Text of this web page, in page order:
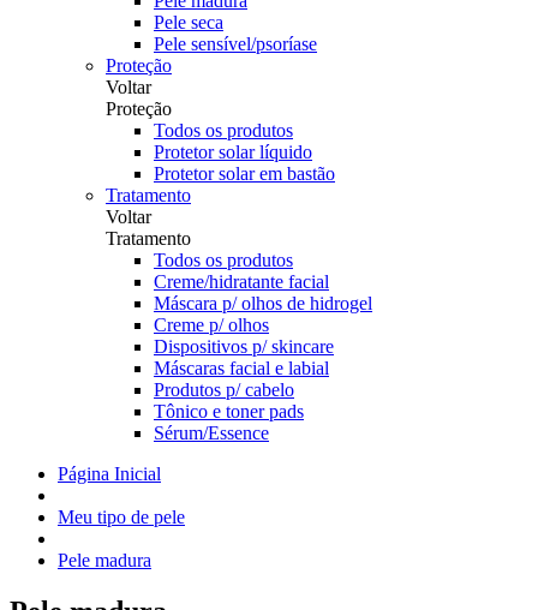
Pele seca
Pele sensível/psoríase
Proteção
Voltar
Proteção
Todos os produtos
Protetor solar líquido
Protetor solar em bastão
Tratamento
Voltar
Tratamento
Todos os produtos
Creme/hidratante facial
Máscara p/ olhos de hidrogel
Creme p/ olhos
Dispositivos p/ skincare
Máscaras facial e labial
Produtos p/ cabelo
Tônico e toner pads
Sérum/Essence
Página Inicial
Meu tipo de pele
Pele madura